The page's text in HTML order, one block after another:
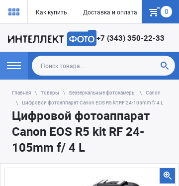
Как купить Доставка и оплата Гарантия
0
+7 (343) 350-22-33
Главная Товары Беззеркальные фотокамеры
Canon
Цифровой фотоаппарат Canon EOS R5 kit RF 24-105mm f/ 4 L
Цифровой фотоаппарат
Canon EOS R5 kit RF 24-
105mm f/ 4 L